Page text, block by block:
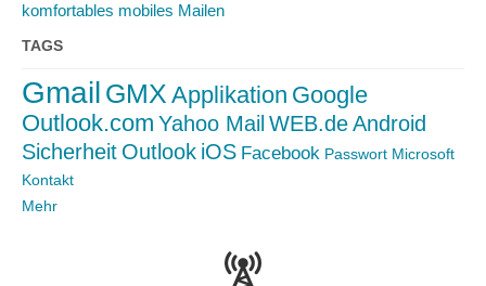
komfortables mobiles Mailen
TAGS
Gmail GMX Applikation Google
Outlook.com Yahoo Mail WEB.deAndroid
Sicherheit Outlook iOS Facebook Passwort Microsoft
Kontakt
Mehr